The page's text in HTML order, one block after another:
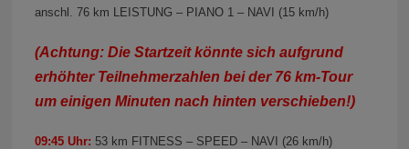
anschl. 76 km LEISTUNG – PIANO 1 – NAVI (15 km/h)
(Achtung: Die Startzeit könnte sich aufgrund
erhöhter Teilnehmerzahlen bei der 76 km-Tour
um einigen Minuten nach hinten verschieben!)
09:45 Uhr: 53 km FITNESS – SPEED – NAVI (26 km/h)